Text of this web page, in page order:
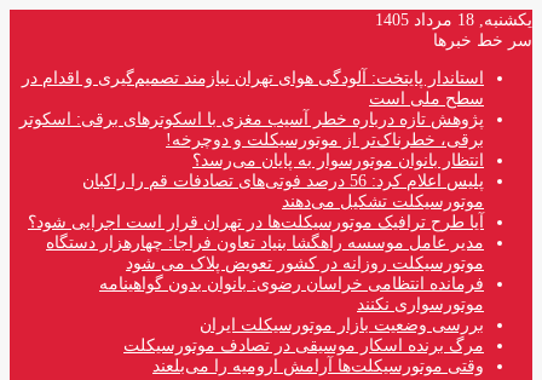
یکشنبه, 18 مرداد 1405
سر خط خبرها
استاندار پایتخت: آلودگی هوای تهران نیازمند تصمیم‌گیری و اقدام در
سطح ملی است
پژوهش تازه درباره خطر آسیب مغزی با اسکوترهای برقی: اسکوتر
برقی، خطرناک‌تر از موتورسیکلت و دوچرخه!
انتظار بانوان موتورسوار به پایان می‌رسد؟
پلیس اعلام کرد: 56 درصد فوتی‌های تصادفات قم را راکبان
موتورسیکلت تشکیل می‌دهند
آیا طرح ترافیک موتورسیکلت‌ها در تهران قرار است اجرایی شود؟
مدیر عامل موسسه راهگشا بنیاد تعاون فراجا: چهارهزار دستگاه
موتورسیکلت روزانه در کشور تعویض پلاک می شود
فرمانده انتظامی خراسان رضوی: بانوان بدون گواهینامه
موتورسواری نکنند
بررسی وضعیت بازار موتورسیکلت ایران
مرگ برنده اسکار موسیقی در تصادف موتورسیکلت
وقتی موتورسیکلت‌ها آرامش ارومیه را می‌بلعند